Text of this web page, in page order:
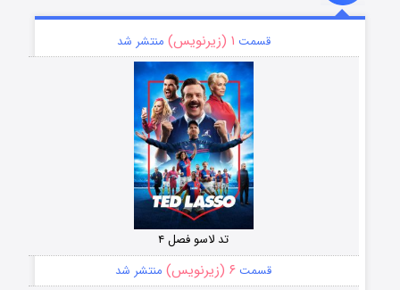
قسمت ۱ (زیرنویس) منتشر شد
تد لاسو فصل ۴
قسمت ۶ (زیرنویس) منتشر شد